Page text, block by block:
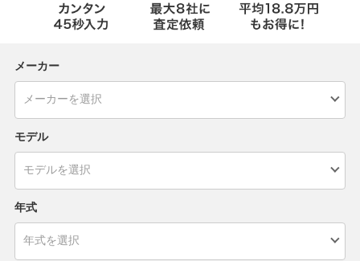
メーカー
モデル
年式